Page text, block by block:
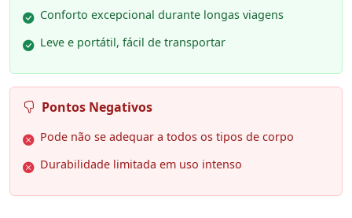
Conforto excepcional durante longas viagens
Leve e portátil, fácil de transportar
Pontos Negativos
Pode não se adequar a todos os tipos de corpo
Durabilidade limitada em uso intenso